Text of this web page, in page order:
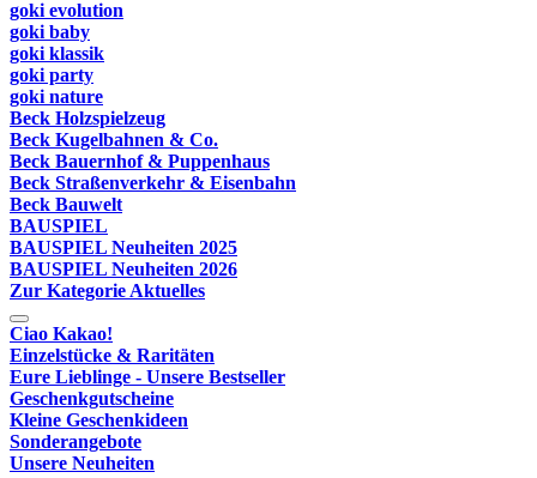
goki evolution
goki baby
goki klassik
goki party
goki nature
Beck Holzspielzeug
Beck Kugelbahnen & Co.
Beck Bauernhof & Puppenhaus
Beck Straßenverkehr & Eisenbahn
Beck Bauwelt
BAUSPIEL
BAUSPIEL Neuheiten 2025
BAUSPIEL Neuheiten 2026
Zur Kategorie Aktuelles
Ciao Kakao!
Einzelstücke & Raritäten
Eure Lieblinge - Unsere Bestseller
Geschenkgutscheine
Kleine Geschenkideen
Sonderangebote
Unsere Neuheiten